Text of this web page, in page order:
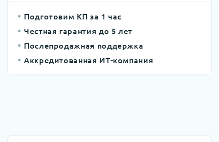
Подготовим КП за 1 час
Честная гарантия до 5 лет
Послепродажная поддержка
Аккредитованная ИТ-компания